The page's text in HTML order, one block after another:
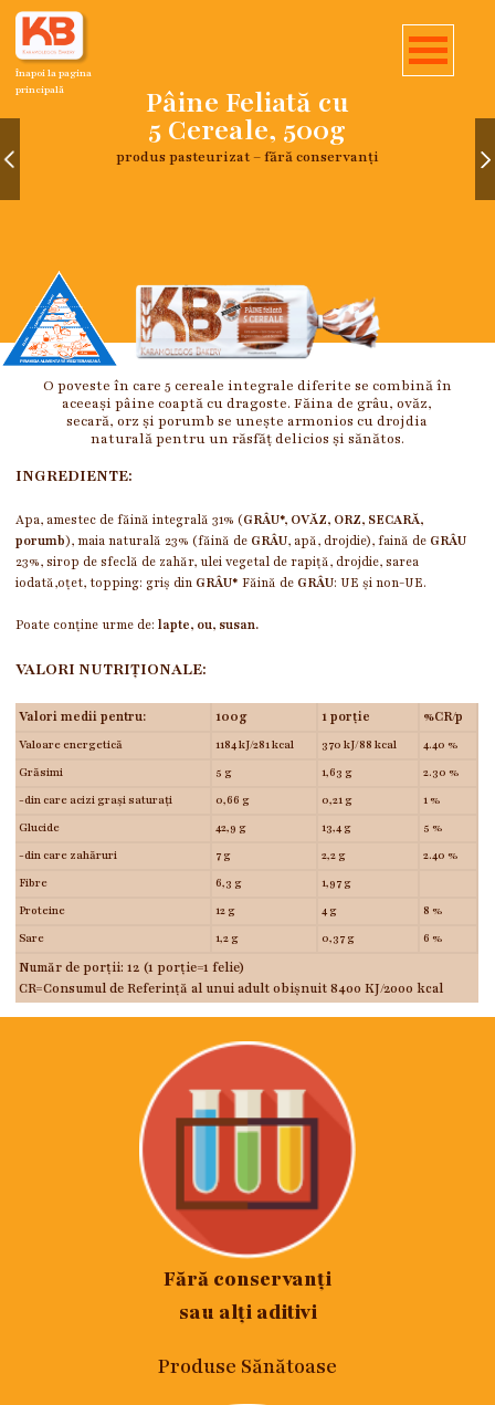
Înapoi la pagina
principală
Pâine Feliată cu
5 Cereale, 500g
produs pasteurizat – fără conservanți
O poveste în care 5 cereale integrale diferite se combină în
aceeași pâine coaptă cu dragoste. Făina de grâu, ovăz,
secară, orz și porumb se unește armonios cu drojdia
naturală pentru un răsfăț delicios și sănătos.
INGREDIENTE:
Apa, amestec de făină integrală 31% (GRÂU*, OVĂZ, ORZ, SECARĂ,
porumb), maia naturală 23% (făină de GRÂU, apă, drojdie), faină de GRÂU
23%, sirop de sfeclă de zahăr, ulei vegetal de rapiță, drojdie, sarea
iodată,oțet, topping: griș din GRÂU* Făină de GRÂU: UE și non-UE.
Poate conține urme de:lapte, ou, susan.
VALORI NUTRIȚIONALE:
Valori medii pentru: 100g 1 porție %CR/p
Valoare energetică 1184 kJ/281 kcal 370 kJ/88 kcal
4.40 %
Grăsimi
5 g 1,63 g
2.30 %
-din care acizi grași saturați
0,66 g 0,21 g
1 %
Glucide
42,9 g 13,4 g
5 %
-din care zahăruri
7 g 2,2 g
2.40 %
Fibre
6,3 g
1,97 g
Proteine
12 g 4 g
8 %
Sare
1,2 g 0,37 g 6 %
Număr de porții: 12 (1 porție=1 felie)
CR=Consumul de Referință al unui adult obișnuit 8400 KJ/2000 kcal
Fără conservanți
sau alți aditivi
Produse Sănătoase